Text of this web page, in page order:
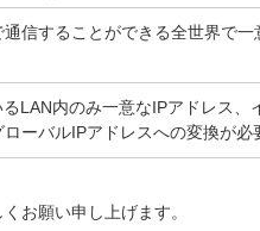
信することができる全世界で一
LAN内のみ一意なIPアドレス、
ローバルIPアドレスへの変換が必
お願い申し上げます。